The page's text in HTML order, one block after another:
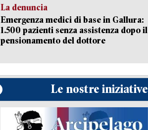
La denuncia
Emergenza medici di base in Gallura:
1.500 pazienti senza assistenza dopo il
pensionamento del dottore
Le nostre iniziative